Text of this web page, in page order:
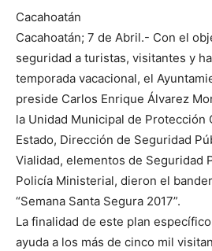
Cacahoatán
Cacahoatán; 7 de Abril.- Con el
seguridad a turistas, visitantes y
temporada vacacional, el
preside Carlos Enrique Álvarez
la Unidad Municipal de Protección
Estado, Dirección de Seguridad
Vialidad, elementos de Seguridad
Policía Ministerial, dieron el
“Semana Santa Segura 2017”.
La finalidad de este plan
ayuda a los más de cinco mil